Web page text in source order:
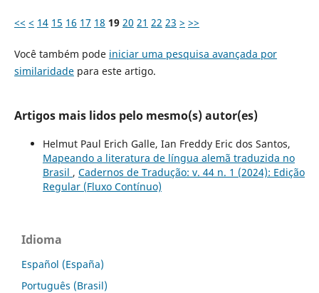
<< < 14 15 16 17 18 19 20 21 22 23 > >>
Você também pode iniciar uma pesquisa avançada por
similaridadepara este artigo.
Artigos mais lidos pelo mesmo(s) autor(es)
Helmut Paul Erich Galle, Ian Freddy Eric dos Santos,
Mapeando a literatura de língua alemã traduzida no
Brasil , Cadernos de Tradução: v. 44 n. 1 (2024): Edição
Regular (Fluxo Contínuo)
Idioma
Español (España)
Português (Brasil)